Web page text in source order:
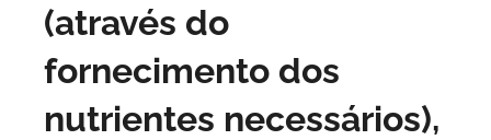
(através do
fornecimento dos
nutrientes necessários),